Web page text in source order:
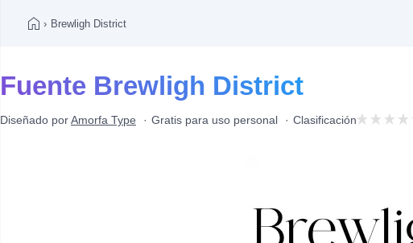
› Brewligh District
Fuente Brewligh District
Diseñado porAmorfa Type Gratis para uso personal Clasificación